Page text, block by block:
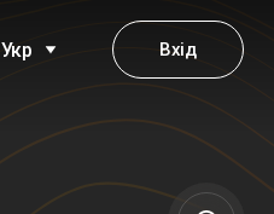
Укр Вхід